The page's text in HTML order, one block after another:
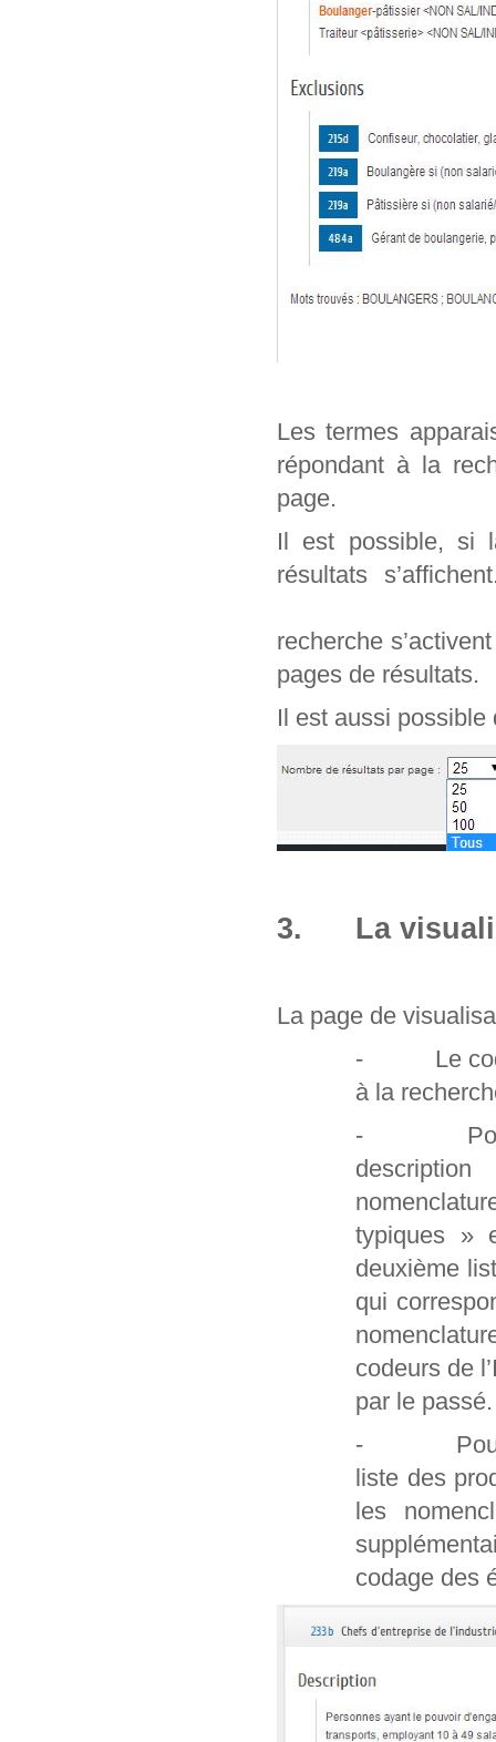
Les termes
répondant à la
page.
Il est possible, si
résultats
recherche
pages de résultats.
Il est aussi
3. La
La page de
- Le code
à la
- Pour les
typiques »
deuxième
qui
codeurs de
par le passé.
- Pour les
liste des
les
codage des